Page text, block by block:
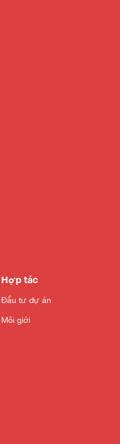
Hợp tác
Đầu tư dự án
Môi giới